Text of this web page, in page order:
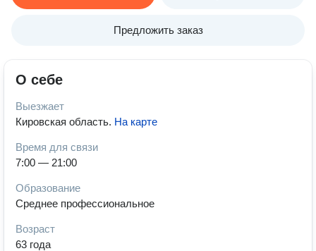
Предложить заказ
О себе
Выезжает
Кировская область. На карте
Время для связи
7:00 — 21:00
Образование
Среднее профессиональное
Возраст
63 года